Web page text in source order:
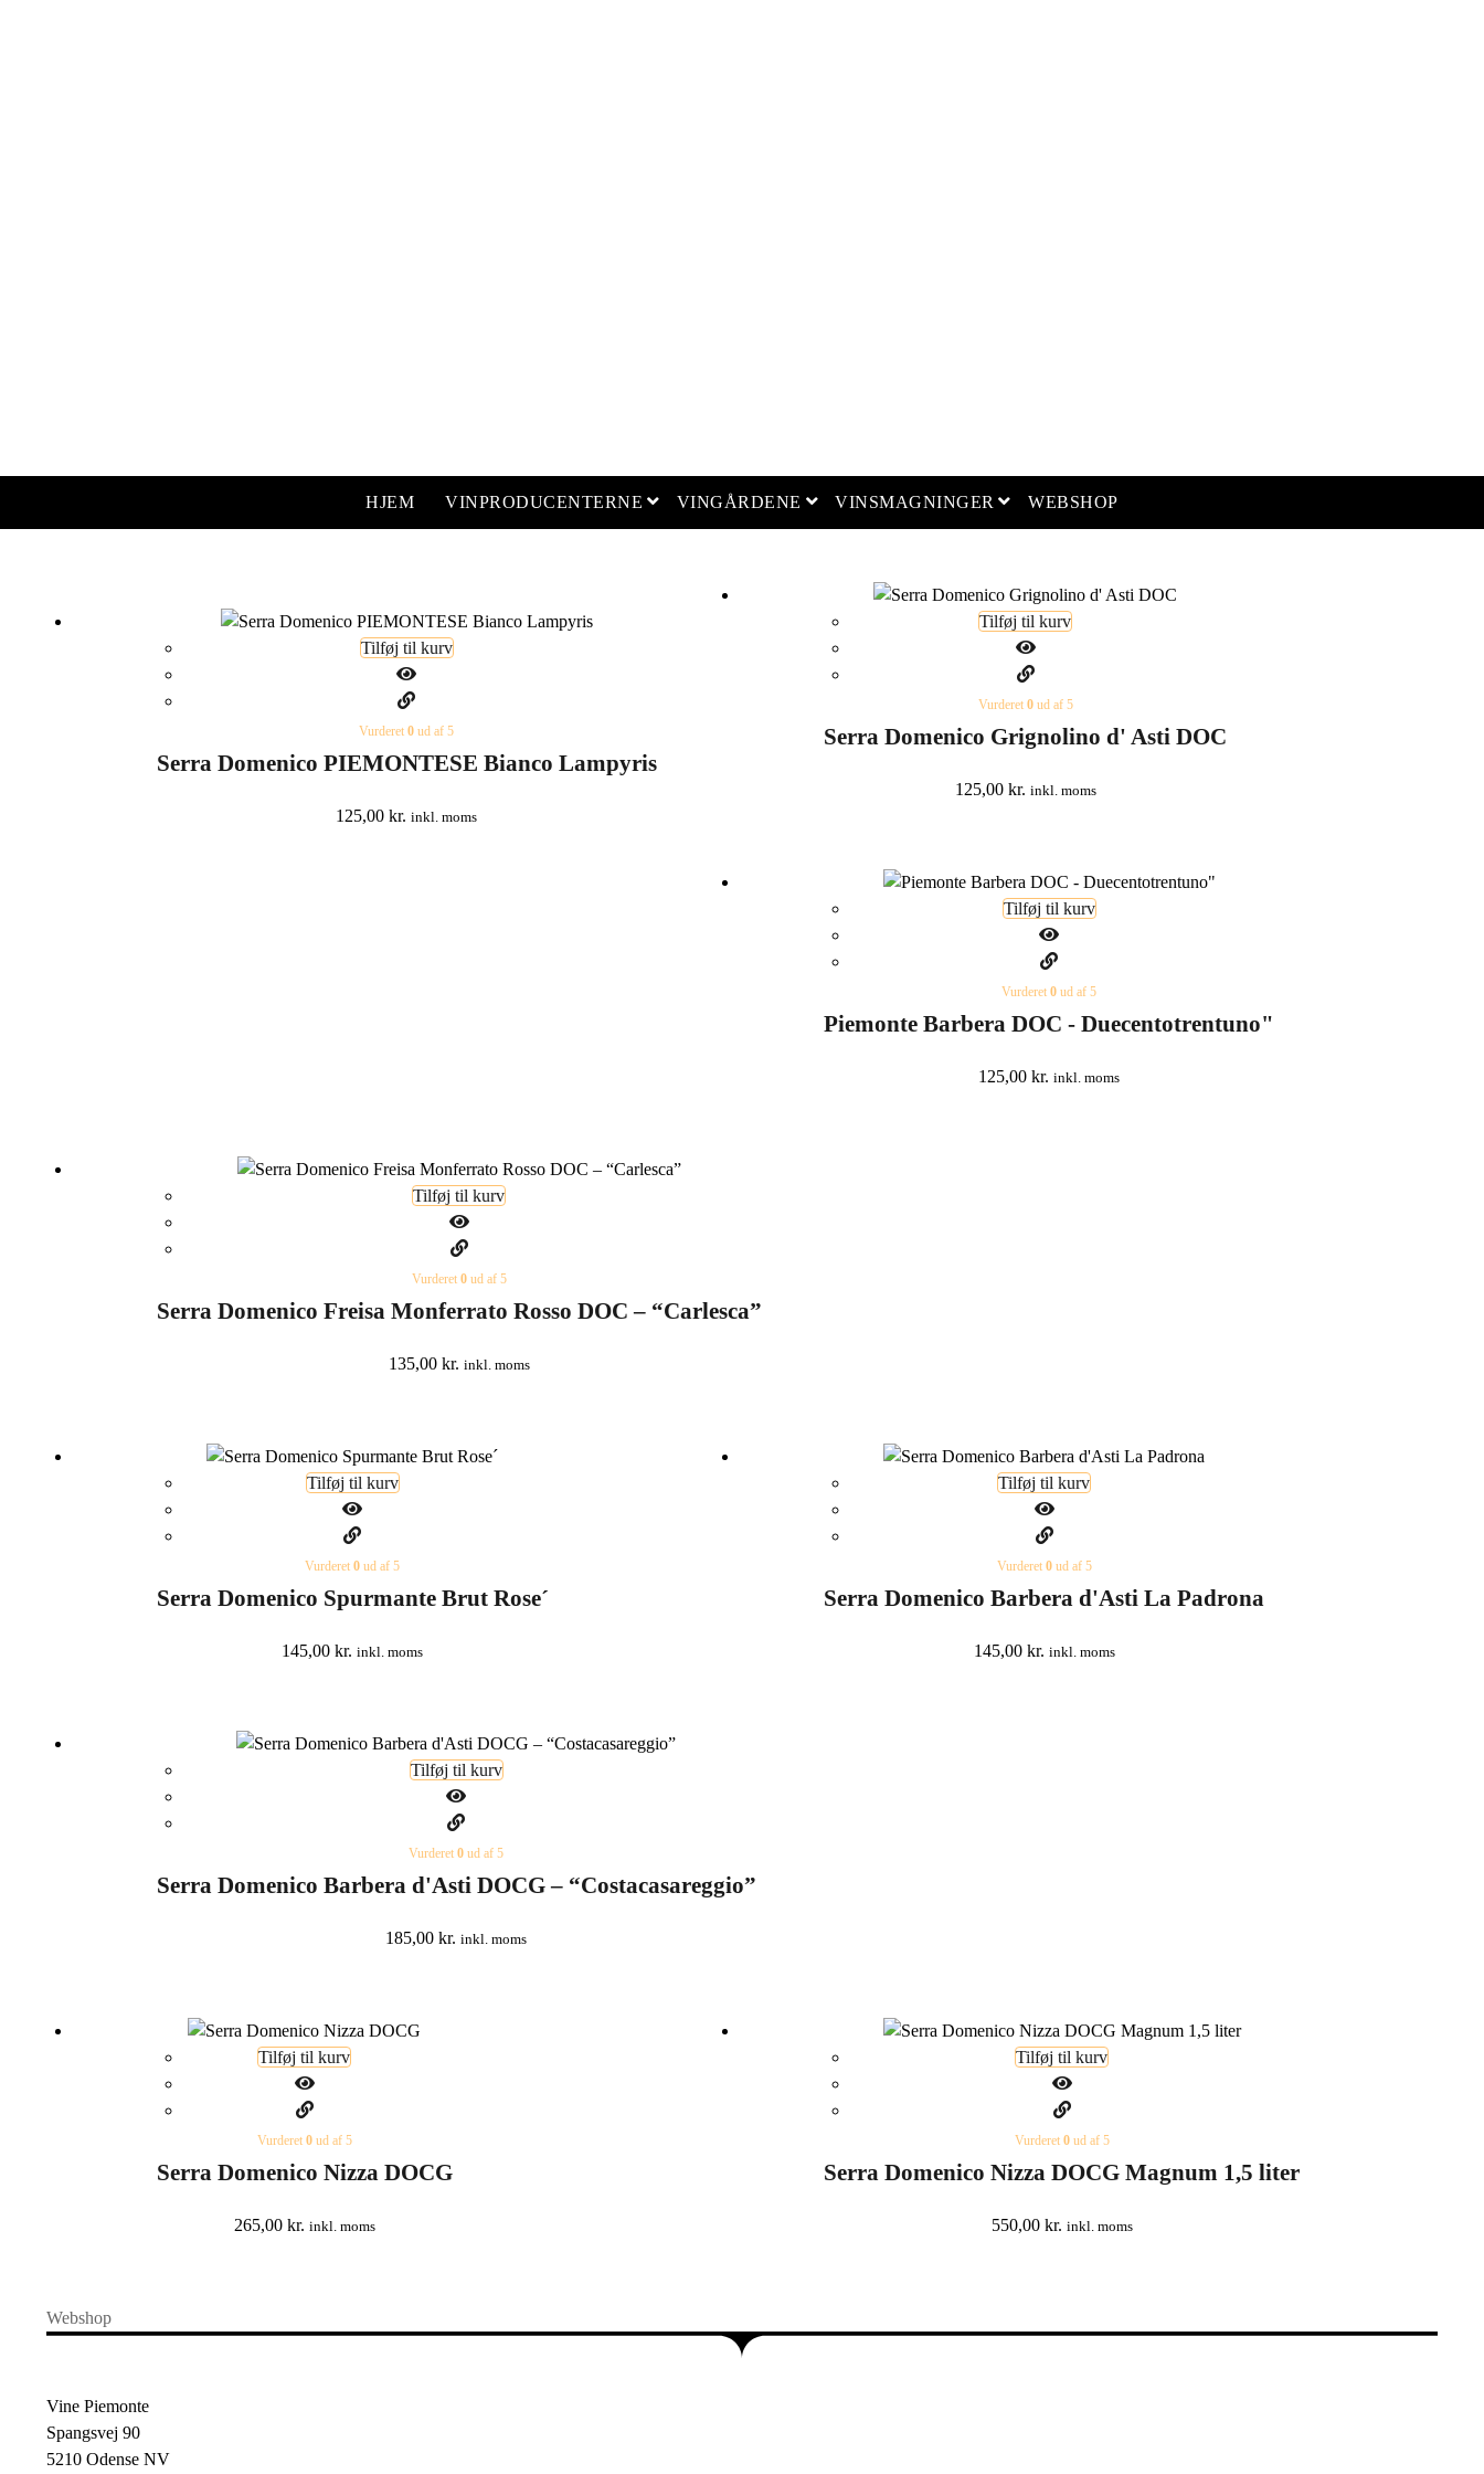
HJEM VINPRODUCENTERNE open menu
VINGÅRDENE open menu
VINSMAGNINGER open menu
WEBSHOP
Tilføj til kurv
Vurderet0 ud af 5
Serra Domenico PIEMONTESE Bianco Lampyris
125,00kr. inkl. moms
Tilføj til kurv
Vurderet 0ud af 5
Serra Domenico Grignolino d' Asti DOC
125,00 kr. inkl. moms
Tilføj til kurv
Vurderet0 ud af 5
Piemonte Barbera DOC - Duecentotrentuno"
125,00kr. inkl. moms
Tilføj til kurv
Vurderet 0ud af 5
Serra Domenico Freisa Monferrato Rosso DOC – “Carlesca”
135,00 kr. inkl. moms
Tilføj til kurv
Vurderet0 ud af 5
Serra Domenico Spurmante Brut Rose´
145,00kr. inkl. moms
Tilføj til kurv
Vurderet 0ud af 5
Serra Domenico Barbera d'Asti La Padrona
145,00 kr. inkl. moms
Tilføj til kurv
Vurderet0 ud af 5
Serra Domenico Barbera d'Asti DOCG – “Costacasareggio”
185,00kr. inkl. moms
Tilføj til kurv
Vurderet 0ud af 5
Serra Domenico Nizza DOCG
265,00 kr. inkl. moms
Tilføj til kurv
Vurderet 0ud af 5
Serra Domenico Nizza DOCG Magnum 1,5 liter
550,00 kr. inkl. moms
Webshop
Vine Piemonte
Spangsvej 90
5210 Odense NV